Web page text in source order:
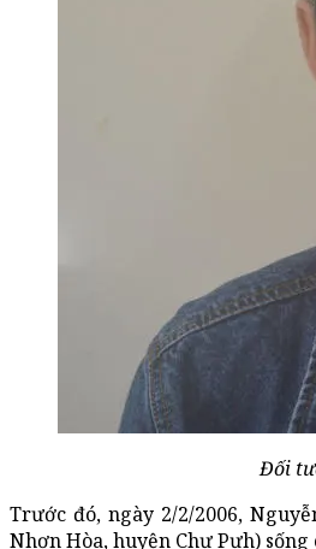
Đối
Trước đó, ngày 2/2/2006,
Nhơn Hòa, huyện Chư Pưh)